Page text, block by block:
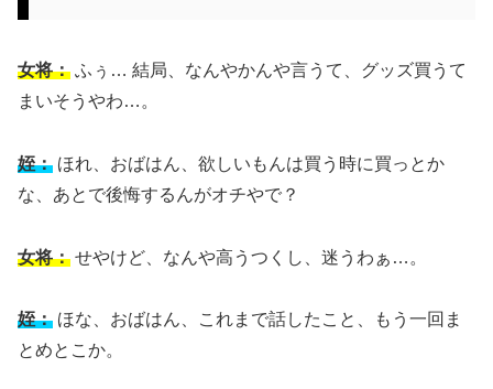
女将： ふぅ… 結局、なんやかんや言うて、グッズ買うて
まいそうやわ…。
姪： ほれ、おばはん、欲しいもんは買う時に買っとか
な、あとで後悔するんがオチやで？
女将： せやけど、なんや高うつくし、迷うわぁ…。
姪： ほな、おばはん、これまで話したこと、もう一回ま
とめとこか。